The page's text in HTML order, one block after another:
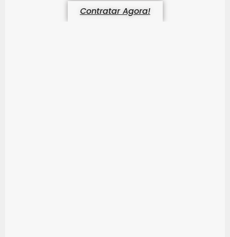
Contratar Agora!